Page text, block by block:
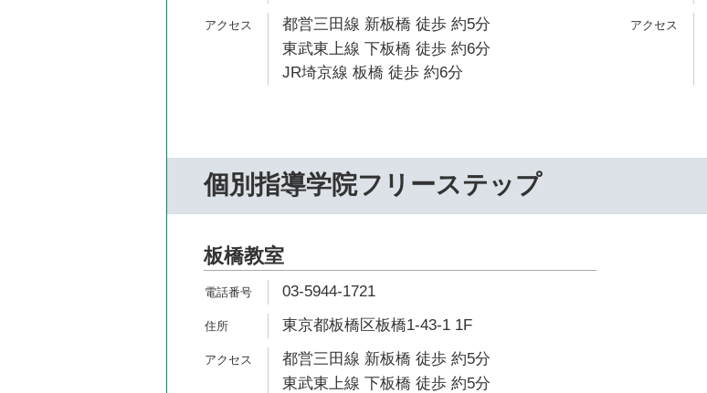
都営三田線 新板橋 徒歩 約5分
東武東上線 下板橋 徒歩 約6分
JR埼京線 板橋 徒歩 約6分
個別指導学院フリーステップ
板橋教室
03-5944-1721
東京都板橋区板橋1-43-1 1F
都営三田線 新板橋 徒歩 約5分
東武東上線 下板橋 徒歩 約5分